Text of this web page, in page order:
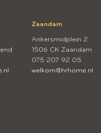
Zaandam
Ankersmidplein 2
1506 CK Zaandam
075 207 92 05
welkom@hrhome.nl